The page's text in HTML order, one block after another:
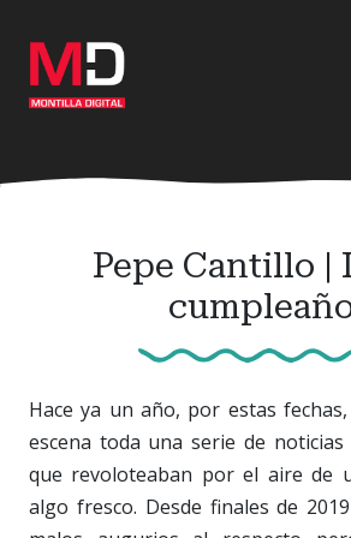
contenido
principal
Pepe Cantillo |
Hace ya un año, por estas
escena toda una serie de noticias
que revoloteaban por el aire de
algo fresco. Desde finales de